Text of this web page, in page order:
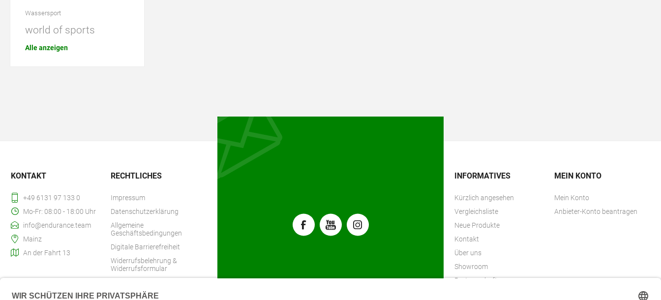
Wassersport
world of sports
Alle anzeigen
KONTAKT
+49 6131 97 133 0
Mo-Fr: 08:00 - 18:00 Uhr
info@endurance.team
Mainz
An der Fahrt 13
RECHTLICHES
Impressum
Datenschutzerklärung
Allgemeine
Geschäftsbedingungen
Digitale Barrierefreiheit
Widerrufsbelehrung &
Widerrufsformular
INFORMATIVES
Kürzlich angesehen
Vergleichsliste
Neue Produkte
Kontakt
Über uns
Showroom
Partnerschaften
MEIN KONTO
Mein Konto
Anbieter-Konto beantragen